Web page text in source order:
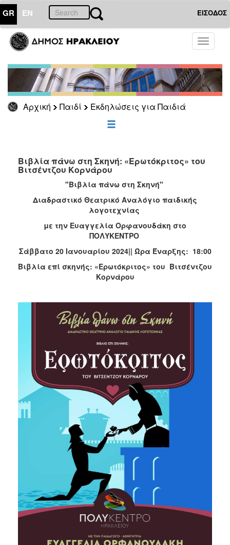
GR EN ΕΙΣΟΔΟΣ
Toggle
Αρχική Παιδί Εκδηλώσεις για Παιδιά
ΠΑΙΔΙ
για
Παιδιά
ΕΠΙΣΚΕΠΤΗΣ
ΗΡΑΚΛΕΙΟ
Βιβλία πάνω στη Σκηνή: «Ερωτόκριτος» του
Βιτσέντζου Κορνάρου
"Βιβλία πάνω στη Σκηνή"
Διαδραστικό Θεατρικό Αναλόγιο παιδικής
λογοτεχνίας
με την Ευαγγελία Ορφανουδάκη στο
ΠΟΛΥΚΕΝΤΡΟ
Σάββατο 20 Ιανουαρίου 2024|| Ώρα Έναρξης: 18:00
Βιβλία επί σκηνής: «Ερωτόκριτος» του Βιτσέντζου
Κορνάρου